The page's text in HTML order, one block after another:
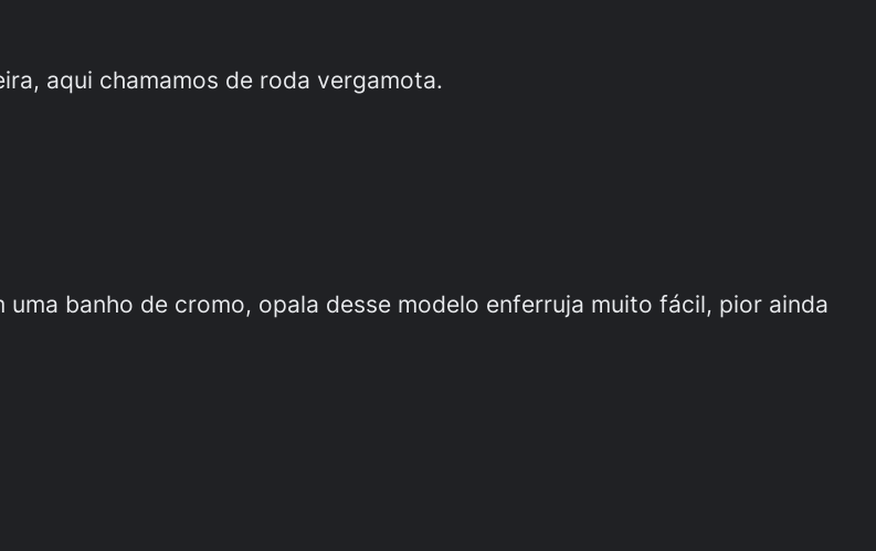
aqui chamamos de roda vergamota.
banho de cromo, opala desse modelo enferruja muito fácil, pior ainda